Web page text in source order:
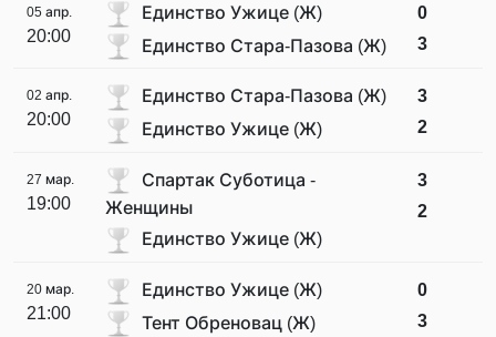
05 апр.
20:00
Единство Ужице (Ж)
Единство Стара-Пазова (Ж)
0
3
02 апр.
20:00
Единство Стара-Пазова (Ж)
Единство Ужице (Ж)
3
2
27 мар.
19:00
Спартак Суботица -
Женщины
Единство Ужице (Ж)
3
2
20 мар.
21:00
Единство Ужице (Ж)
Тент Обреновац (Ж)
0
3